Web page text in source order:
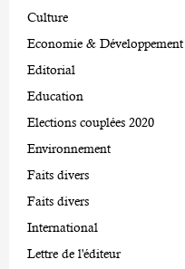
Culture
Economie & Développement
Editorial
Education
Elections couplées 2020
Environnement
Faits divers
Faits divers
International
Lettre de l'éditeur